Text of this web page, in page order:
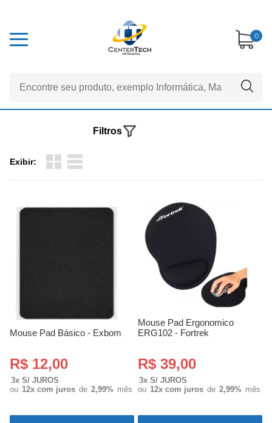
0
Exibir:
Filtros
Mouse Pad Básico - Exbom
R$ 12,00
3x S/ JUROS
ou 12x com juros de 2,99% mês
Mouse Pad Ergonomico
ERG102 - Fortrek
R$ 39,00
3x S/ JUROS
ou 12x com juros de 2,99% mês